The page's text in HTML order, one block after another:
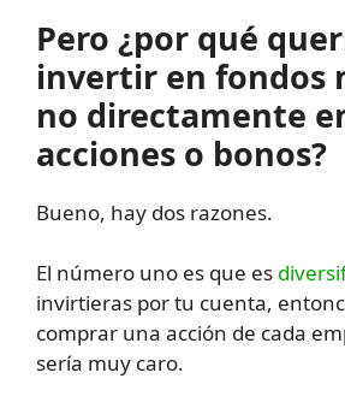
Pero ¿por qué
invertir en fondos
no directamente
acciones o bonos?
Bueno, hay dos razones.
El número uno es que es
invirtieras por tu cuenta,
comprar una acción de cada
sería muy caro.